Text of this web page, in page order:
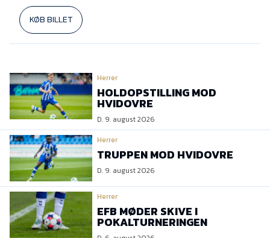
KØB BILLET
Herrer
HOLDOPSTILLING MOD
HVIDOVRE
D. 9. august 2026
Herrer
TRUPPEN MOD HVIDOVRE
D. 9. august 2026
Herrer
EFB MØDER SKIVE I
POKALTURNERINGEN